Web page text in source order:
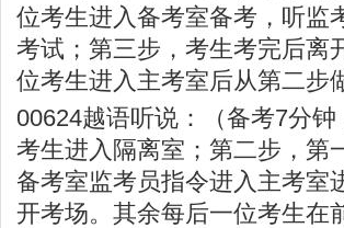
位考生进入备考室备考，听监
考试；第三步，考生考完后离
位考生进入主考室后从第二步
00624越语听说：（备考7分
考生进入隔离室；第二步，第
备考室监考员指令进入主考室
开考场。其余每后一位考生在